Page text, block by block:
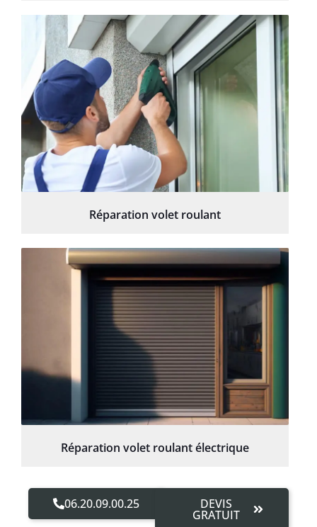
Réparation volet roulant
Réparation volet roulant électrique
06.20.09.00.25 DEVIS
GRATUIT